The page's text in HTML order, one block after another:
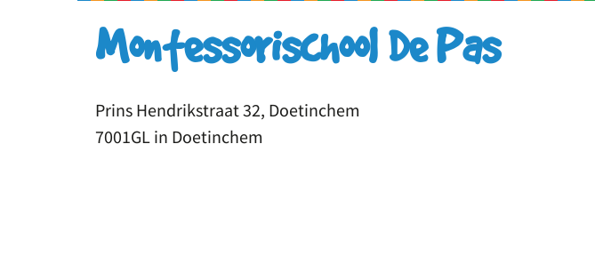
Montessorischool De Pas
Prins Hendrikstraat 32, Doetinchem
7001GL in Doetinchem